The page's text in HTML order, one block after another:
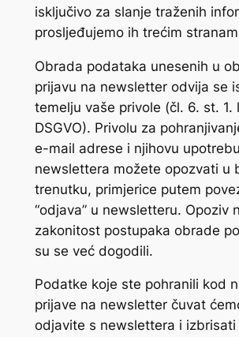
isključivo za slanje traženih
prosljeđujemo ih trećim
Obrada podataka unesenih u
prijavu na newsletter odvija se
temelju vaše privole (čl. 6. st. 1.
DSGVO). Privolu za
e-mail adrese i njihovu
newslettera možete opozvati u
trenutku, primjerice putem
“odjava” u newsletteru. Opoziv
zakonitost postupaka obrade
su se već dogodili.
Podatke koje ste pohranili kod
prijave na newsletter čuvat
odjavite s newslettera i izbrisati